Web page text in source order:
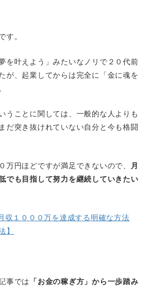
す。
を叶えよう」みたいなノリで２０代前
が、起業してからは完全に「金に魂を
うことに関しては、一般的な人よりも
だ突き抜けれていない自分と今も格闘
万円ほどですが満足できないので、
月
でも目指して努力を継続していきたい
収１０００万を達成する明確な方法
】
事では
「お金の稼ぎ方」から一歩踏み